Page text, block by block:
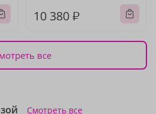
10 380 ₽
все
Смотреть все